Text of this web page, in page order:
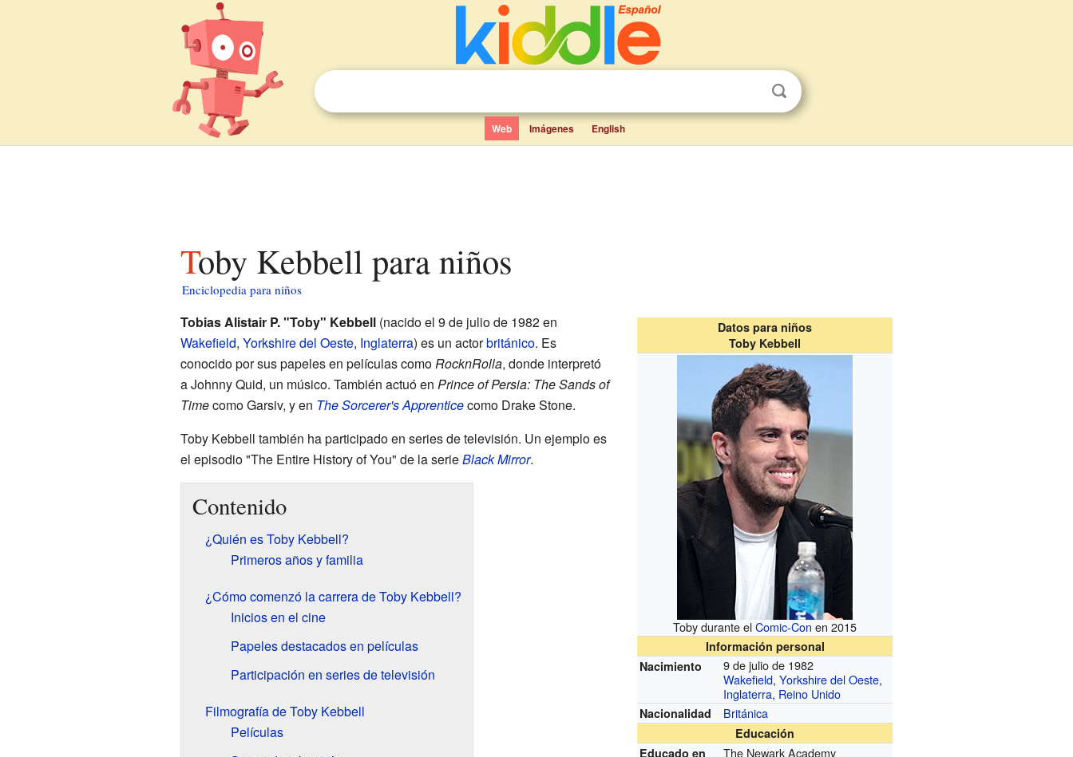
Web Imágenes English
Toby Kebbell para niños
Enciclopedia para niños
Datos para niños
Toby Kebbell
Toby durante elComic-Con en 2015
Información personal
Nacimiento
9 de julio de 1982
Wakefield,Yorkshire del Oeste,
Inglaterra, Reino Unido
Nacionalidad Británica
Educación
Educado en
The Newark Academy
Tobias Alistair P. "Toby" Kebbell(nacido el 9 de julio de 1982 en
Wakefield, Yorkshire del Oeste, Inglaterra) es un actorbritánico. Es
conocido por sus papeles en películas comoRocknRolla, donde interpretó
a Johnny Quid, un músico. También actuó en Prince of Persia: The Sands of
Timecomo Garsiv, y en The Sorcerer's Apprenticecomo Drake Stone.
Toby Kebbell también ha participado en series de televisión. Un ejemplo es
el episodio "The Entire History of You" de la serieBlack Mirror.
Contenido
¿Quién es Toby Kebbell?
Primeros años y familia
¿Cómo comenzó la carrera de Toby Kebbell?
Inicios en el cine
Papeles destacados en películas
Participación en series de televisión
Filmografía de Toby Kebbell
Películas